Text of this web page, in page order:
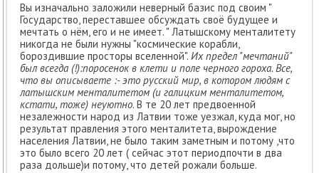
Вы изначально заложили неверный базис под своим "
Государство, переставшее обсуждать своё будущее и
мечтать о нём, его и не имеет. " Латышскому менталитету
никогда не были нужны "космические корабли,
бороздившие просторы вселенной". Их предел "мечтаний"
был всегда (!):поросенок в клети и поле черного гороха. Все,
что вы описываете :- это русский мир, в котором людям с
латышским менталитетом (и галицким менталитетом,
кстати, тоже) неуютно. В те 20 лет предвоенной
незалежности народ из Латвии тоже уезжал, куда мог, но
результат правления этого менталитета, вырождение
населения Латвии, не было таким заметным и потому ,что
это было всего 20 лет ( сейчас этот периодпочти в два
раза дольше)и потому, что детей рожали больше.